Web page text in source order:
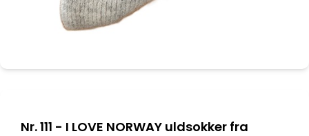
Nr. 111 - I LOVE NORWAY uldsokker fra